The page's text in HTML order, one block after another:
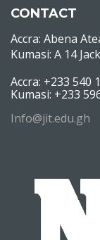
CONTACT
Accra: Abena
Kumasi: A 14
Accra: +233 540
Kumasi: +233
Info@jit.edu.gh